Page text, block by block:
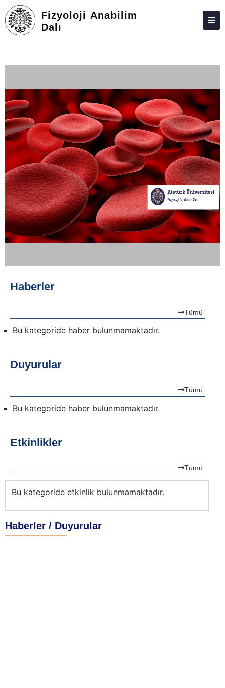
Fizyoloji Anabilim
Dalı
KIŞILER
ARAŞTIRMA
TOPLUMA KATKI
ADAY ÖĞRENCILER
İLETIŞIM
Haberler
Tümü
Bu kategoride haber bulunmamaktadır.
Duyurular
Tümü
Bu kategoride haber bulunmamaktadır.
Etkinlikler
Tümü
Bu kategoride etkinlik bulunmamaktadır.
Haberler / Duyurular